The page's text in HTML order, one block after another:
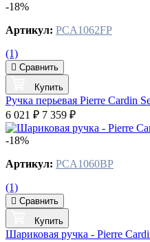
-18%
Артикул: PCA1062FP
(1)
Сравнить
Купить
Ручка перьевая Pierre Cardin
6 021 ₽ 7 359 ₽
-18%
Артикул: PCA1060BP
(1)
Сравнить
Купить
Шариковая ручка - Pierre